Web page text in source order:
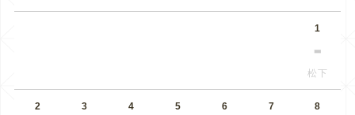
1
松下
2 3 4 5 6 7 8